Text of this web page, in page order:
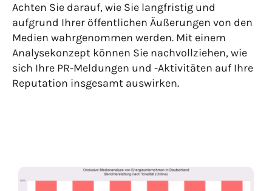
Achten Sie darauf, wie Sie langfristig und
aufgrund Ihrer öffentlichen Äußerungen von den
Medien wahrgenommen werden. Mit einem
Analysekonzept können Sie nachvollziehen, wie
sich Ihre PR-Meldungen und -Aktivitäten auf Ihre
Reputation insgesamt auswirken.